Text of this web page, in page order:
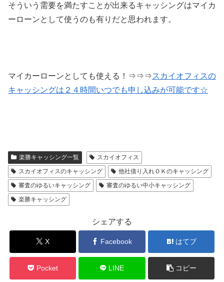
そういう需要を満たすことが出来るキャッシングはマイカ
ーローンとして使うのも有りだと思われます。
マイカーローンとしても使える！⇒⇒⇒スカイオフィスの
キャッシングは２４時間いつでも申し込みが可能です☆
楽勝キャッシング一覧
スカイオフィス
スカイオフィスのキャッシング
他社借り入れＯＫのキャッシング
審査のゆるいキャッシング
審査のゆるい中小キャッシング
楽勝キャッシング
シェアする
X Facebook はてブ
Pocket LINE コピー